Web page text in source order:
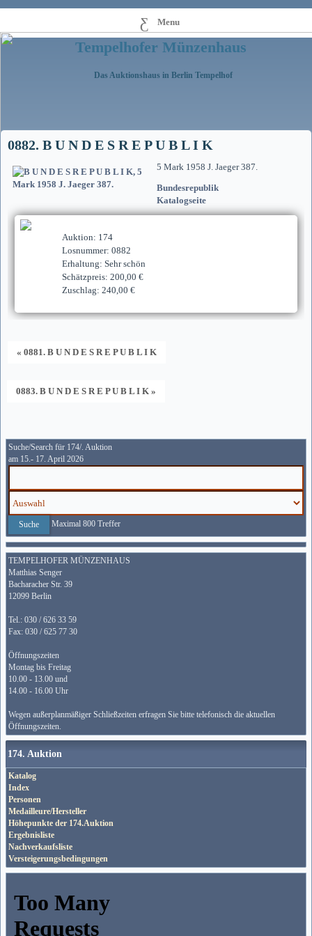
Menu
Tempelhofer Münzenhaus
Das Auktionshaus in Berlin Tempelhof
0882. B U N D E S R E P U B L I K
5 Mark 1958 J. Jaeger 387.
Bundesrepublik
Katalogseite
Auktion: 174
Losnummer: 0882
Erhaltung: Sehr schön
Schätzpreis: 200,00 €
Zuschlag: 240,00 €
« 0881. B U N D E S R E P U B L I K
0883. B U N D E S R E P U B L I K »
Suche/Search für 174/. Auktion
am 15.- 17. April 2026
Maximal 800 Treffer
TEMPELHOFER MÜNZENHAUS
Matthias Senger
Bacharacher Str. 39
12099 Berlin
Tel.: 030 / 626 33 59
Fax: 030 / 625 77 30
Öffnungszeiten
Montag bis Freitag
10.00 - 13.00 und
14.00 - 16.00 Uhr
Wegen außerplanmäßiger Schließzeiten erfragen Sie bitte telefonisch die aktuellen
Öffnungszeiten.
174. Auktion
Katalog
Index
Personen
Medailleure/Hersteller
Höhepunkte der 174.Auktion
Ergebnisliste
Nachverkaufsliste
Versteigerungsbedingungen